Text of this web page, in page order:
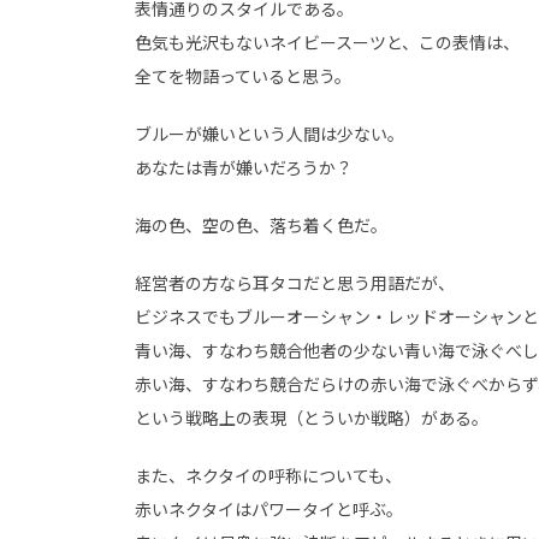
表情通りのスタイルである。
色気も光沢もないネイビースーツと、この表情は、
全てを物語っていると思う。
ブルーが嫌いという人間は少ない。
あなたは青が嫌いだろうか？
海の色、空の色、落ち着く色だ。
経営者の方なら耳タコだと思う用語だが、
ビジネスでもブルーオーシャン・レッドオーシャンと
青い海、すなわち競合他者の少ない青い海で泳ぐべし
赤い海、すなわち競合だらけの赤い海で泳ぐべからず
という戦略上の表現（とういか戦略）がある。
また、ネクタイの呼称についても、
赤いネクタイはパワータイと呼ぶ。